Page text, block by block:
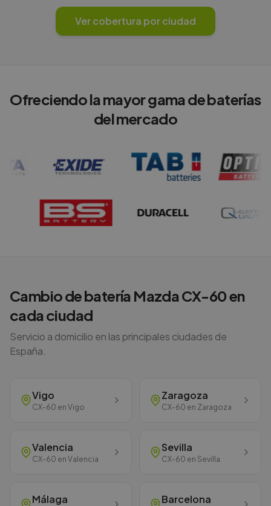
Ver cobertura por ciudad
Ofreciendo la mayor gama de baterías
del mercado
Cambio de batería MazdaCX-60en
cada ciudad
Servicio a domicilio en las principales ciudades de
España.
Vigo
CX-60 en Vigo
Zaragoza
CX-60 en Zaragoza
Valencia
CX-60 en Valencia
Sevilla
CX-60 en Sevilla
Málaga Barcelona